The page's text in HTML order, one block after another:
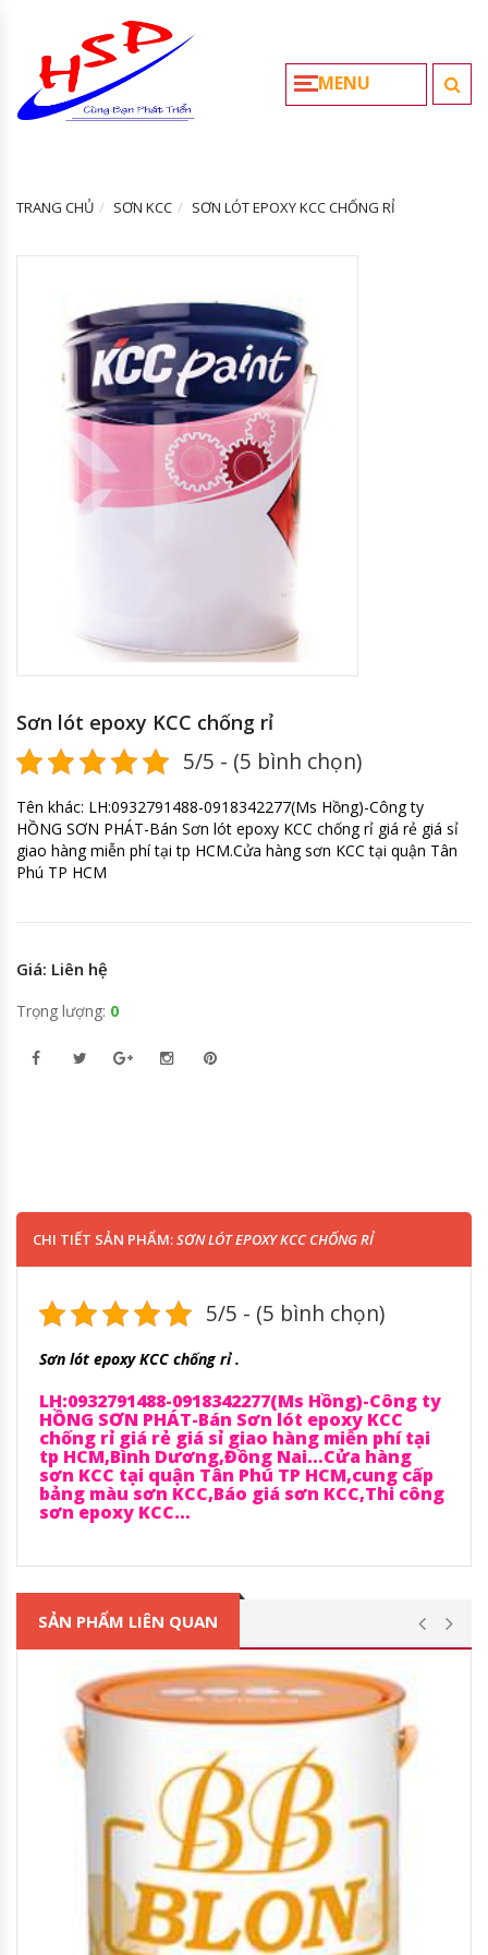
MENU
TRANG CHỦ SƠN KCC SƠN LÓT EPOXY KCC CHỐNG RỈ
Sơn lót epoxy KCC chống rỉ
5/5 - (5 bình chọn)
Tên khác: LH:0932791488-0918342277(Ms Hồng)-Công ty
HỒNG SƠN PHÁT-Bán Sơn lót epoxy KCC chống rỉ giá rẻ giá sỉ
giao hàng miễn phí tại tp HCM.Cửa hàng sơn KCC tại quận Tân
Phú TP HCM
Giá: Liên hệ
Trọng lượng: 0
CHI TIẾT SẢN PHẨM:SƠN LÓT EPOXY KCC CHỐNG RỈ
5/5 - (5 bình chọn)
Sơn lót epoxy KCC chống rỉ .
LH:0932791488-0918342277(Ms Hồng)-Công ty
HỒNG SƠN PHÁT-Bán Sơn lót epoxy KCC
chống rỉ giá rẻ giá sỉ giao hàng miễn phí tại
tp HCM,Bình Dương,Đồng Nai…Cửa hàng
sơn KCC tại quận Tân Phú TP HCM,cung cấp
bảng màu sơn KCC,Báo giá sơn KCC,Thi công
sơn epoxy KCC…
SẢN PHẨM LIÊN QUAN